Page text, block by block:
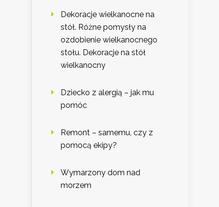
Dekoracje wielkanocne na
stół. Różne pomysły na
ozdobienie wielkanocnego
stołu. Dekoracje na stół
wielkanocny
Dziecko z alergią – jak mu
pomóc
Remont – samemu, czy z
pomocą ekipy?
Wymarzony dom nad
morzem